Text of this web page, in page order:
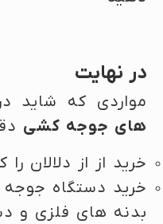
در نهایت
مواردی که شاید
های جوجه کشی
خرید از از دلالان
خرید دستگاه
بدنه های فلزی و